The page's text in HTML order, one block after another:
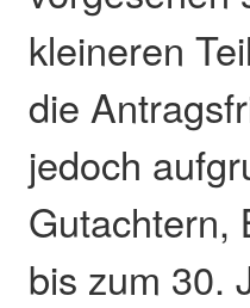
kleineren
die
jedoch
Gutachtern,
bis zum 30.